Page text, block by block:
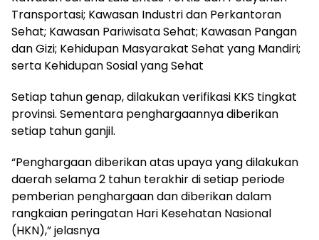
Transportasi; Kawasan Industri dan Perkantoran
Sehat; Kawasan Pariwisata Sehat; Kawasan Pangan
dan Gizi; Kehidupan Masyarakat Sehat yang Mandiri;
serta Kehidupan Sosial yang Sehat
Setiap tahun genap, dilakukan verifikasi KKS tingkat
provinsi. Sementara penghargaannya diberikan
setiap tahun ganjil.
“Penghargaan diberikan atas upaya yang dilakukan
daerah selama 2 tahun terakhir di setiap periode
pemberian penghargaan dan diberikan dalam
rangkaian peringatan Hari Kesehatan Nasional
(HKN),” jelasnya